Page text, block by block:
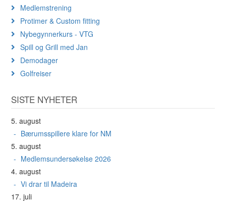
Medlemstrening
Protimer & Custom fitting
Nybegynnerkurs - VTG
Spill og Grill med Jan
Demodager
Golfreiser
SISTE NYHETER
5. august
Bærumsspillere klare for NM
5. august
Medlemsundersøkelse 2026
4. august
Vi drar til Madeira
17. juli